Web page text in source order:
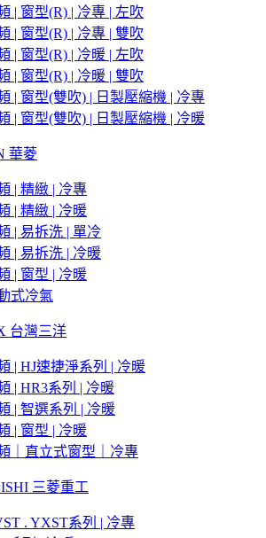
| 窗型(R) | 冷專 | 左吹
| 窗型(R) | 冷專 | 雙吹
| 窗型(R) | 冷暖 | 左吹
| 窗型(R) | 冷暖 | 雙吹
| 窗型(雙吹) | 日製壓縮機 | 冷專
| 窗型(雙吹) | 日製壓縮機 | 冷暖
華菱
| 精緻 | 冷專
| 精緻 | 冷暖
| 易拆洗 | 單冷
| 易拆洗 | 冷暖
| 窗型 | 冷暖
式冷氣
台灣三洋
| HJ速捷淨系列 | 冷暖
| HR3系列 | 冷暖
| 智選系列 | 冷暖
| 窗型 | 冷暖
｜直立式窗型｜冷專
三菱重工
. YXST系列 | 冷專